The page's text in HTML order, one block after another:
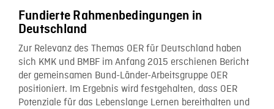
Fundierte Rahmenbedingungen in
Deutschland
Zur Relevanz des Themas OER für Deutschland haben
sich KMK und BMBF im Anfang 2015 erschienen Bericht
der gemeinsamen Bund-Länder-Arbeitsgruppe OER
positioniert. Im Ergebnis wird festgehalten, dass OER
Potenziale für das Lebenslange Lernen bereithalten und